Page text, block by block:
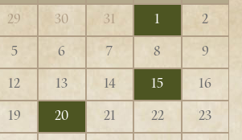
29 30 31 1
2
5 6 7 8
9
12 13 14 15
16
19 20 21 22
23